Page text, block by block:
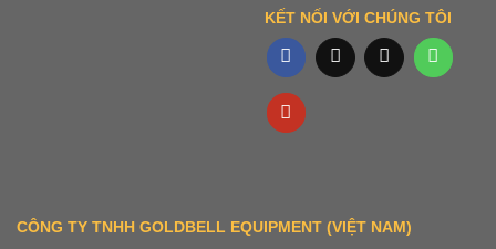
KẾT NỐI VỚI CHÚNG TÔI
CÔNG TY TNHH GOLDBELL EQUIPMENT (VIỆT NAM)